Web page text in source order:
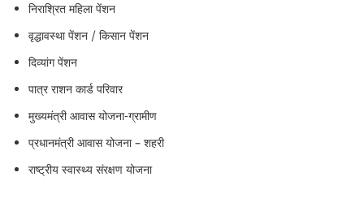
निराश्रित महिला पेंशन
वृद्धावस्था पेंशन / किसान पेंशन
दिव्यांग पेंशन
पात्र राशन कार्ड परिवार
मुख्यमंत्री आवास योजना-ग्रामीण
प्रधानमंत्री आवास योजना – शहरी
राष्ट्रीय स्वास्थ्य संरक्षण योजना